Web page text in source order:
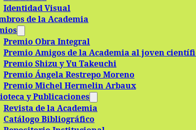
Identidad Visual
de la Academia
Premio Obra Integral
Premio Amigos de la Academia al joven
Premio Shizu y Yu Takeuchi
Premio Ángela Restrepo Moreno
Premio Michel Hermelin Arbaux
y Publicaciones
Revista de la Academia
Catálogo Bibliográfico